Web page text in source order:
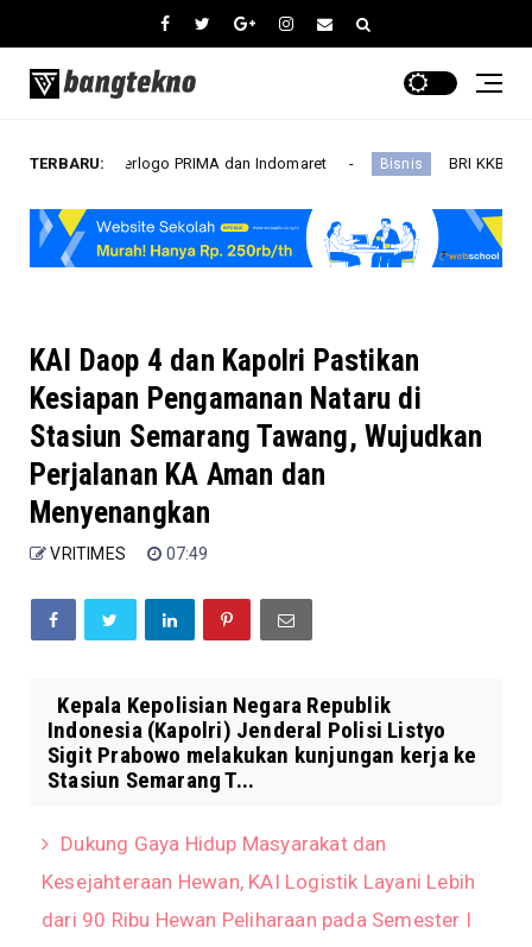
TERBARU:
Berlogo PRIMA dan Indomaret Bisnis BRI KKB Expo Hadir
KAI Daop 4 dan Kapolri Pastikan
Kesiapan Pengamanan Nataru di
Stasiun Semarang Tawang, Wujudkan
Perjalanan KA Aman dan
Menyenangkan
VRITIMES 07:49
Kepala Kepolisian Negara Republik
Indonesia (Kapolri) Jenderal Polisi Listyo
Sigit Prabowo melakukan kunjungan kerja ke
Stasiun Semarang T...
Dukung Gaya Hidup Masyarakat dan
Kesejahteraan Hewan, KAI Logistik Layani Lebih
dari 90 Ribu Hewan Peliharaan pada Semester I